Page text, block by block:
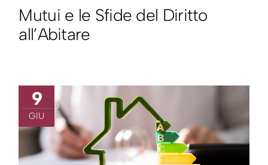
Mutui e le Sfide del Diritto
all’Abitare
9
GIU